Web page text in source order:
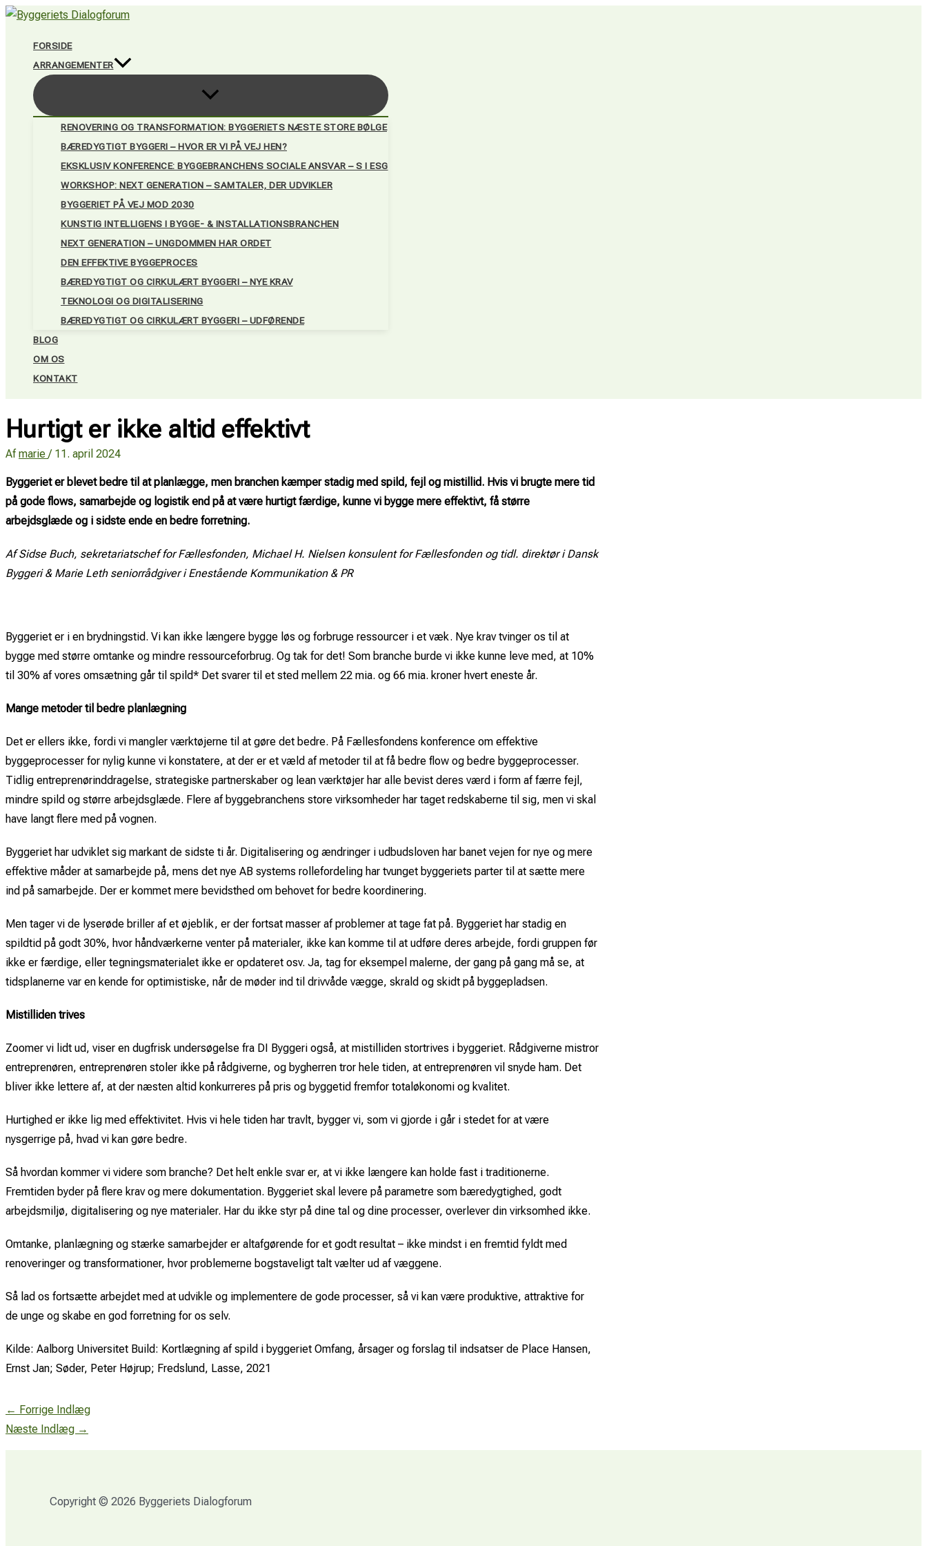
Gå
indholdet
FORSIDE
ARRANGEMENTER
RENOVERING OG TRANSFORMATION: BYGGERIETS NÆSTE STORE BØLGE
BÆREDYGTIGT BYGGERI – HVOR ER VI PÅ VEJ HEN?
EKSKLUSIV KONFERENCE: BYGGEBRANCHENS SOCIALE ANSVAR – S I ESG
WORKSHOP: NEXT GENERATION – SAMTALER, DER UDVIKLER
BYGGERIET PÅ VEJ MOD 2030
KUNSTIG INTELLIGENS I BYGGE- & INSTALLATIONSBRANCHEN
NEXT GENERATION – UNGDOMMEN HAR ORDET
DEN EFFEKTIVE BYGGEPROCES
BÆREDYGTIGT OG CIRKULÆRT BYGGERI – NYE KRAV
TEKNOLOGI OG DIGITALISERING
BÆREDYGTIGT OG CIRKULÆRT BYGGERI – UDFØRENDE
BLOG
OM OS
KONTAKT
Hurtigt er ikke altid effektivt
Afmarie/ 11. april 2024
Byggeriet er blevet bedre til at planlægge, men branchen kæmper stadig med spild, fejl og mistillid. Hvis vi brugte mere tid
på gode flows, samarbejde og logistik end på at være hurtigt færdige, kunne vi bygge mere effektivt, få større
arbejdsglæde og i sidste ende en bedre forretning.
Af Sidse Buch, sekretariatschef for Fællesfonden, Michael H. Nielsen konsulent for Fællesfonden og tidl. direktør i Dansk
Byggeri & Marie Leth seniorrådgiver i Enestående Kommunikation & PR
Byggeriet er i en brydningstid. Vi kan ikke længere bygge løs og forbruge ressourcer i et væk. Nye krav tvinger os til at
bygge med større omtanke og mindre ressourceforbrug. Og tak for det! Som branche burde vi ikke kunne leve med, at 10%
til 30% af vores omsætning går til spild* Det svarer til et sted mellem 22 mia. og 66 mia. kroner hvert eneste år.
Mange metoder til bedre planlægning
Det er ellers ikke, fordi vi mangler værktøjerne til at gøre det bedre. På Fællesfondens konference om effektive
byggeprocesser for nylig kunne vi konstatere, at der er et væld af metoder til at få bedre flow og bedre byggeprocesser.
Tidlig entreprenørinddragelse, strategiske partnerskaber og lean værktøjer har alle bevist deres værd i form af færre fejl,
mindre spild og større arbejdsglæde. Flere af byggebranchens store virksomheder har taget redskaberne til sig, men vi skal
have langt flere med på vognen.
Byggeriet har udviklet sig markant de sidste ti år. Digitalisering og ændringer i udbudsloven har banet vejen for nye og mere
effektive måder at samarbejde på, mens det nye AB systems rollefordeling har tvunget byggeriets parter til at sætte mere
ind på samarbejde. Der er kommet mere bevidsthed om behovet for bedre koordinering.
Men tager vi de lyserøde briller af et øjeblik, er der fortsat masser af problemer at tage fat på. Byggeriet har stadig en
spildtid på godt 30%, hvor håndværkerne venter på materialer, ikke kan komme til at udføre deres arbejde, fordi gruppen før
ikke er færdige, eller tegningsmaterialet ikke er opdateret osv. Ja, tag for eksempel malerne, der gang på gang må se, at
tidsplanerne var en kende for optimistiske, når de møder ind til drivvåde vægge, skrald og skidt på byggepladsen.
Mistilliden trives
Zoomer vi lidt ud, viser en dugfrisk undersøgelse fra DI Byggeri også, at mistilliden stortrives i byggeriet. Rådgiverne mistror
entreprenøren, entreprenøren stoler ikke på rådgiverne, og bygherren tror hele tiden, at entreprenøren vil snyde ham. Det
bliver ikke lettere af, at der næsten altid konkurreres på pris og byggetid fremfor totaløkonomi og kvalitet.
Hurtighed er ikke lig med effektivitet. Hvis vi hele tiden har travlt, bygger vi, som vi gjorde i går i stedet for at være
nysgerrige på, hvad vi kan gøre bedre.
Så hvordan kommer vi videre som branche? Det helt enkle svar er, at vi ikke længere kan holde fast i traditionerne.
Fremtiden byder på flere krav og mere dokumentation. Byggeriet skal levere på parametre som bæredygtighed, godt
arbejdsmiljø, digitalisering og nye materialer. Har du ikke styr på dine tal og dine processer, overlever din virksomhed ikke.
Omtanke, planlægning og stærke samarbejder er altafgørende for et godt resultat – ikke mindst i en fremtid fyldt med
renoveringer og transformationer, hvor problemerne bogstaveligt talt vælter ud af væggene.
Så lad os fortsætte arbejdet med at udvikle og implementere de gode processer, så vi kan være produktive, attraktive for
de unge og skabe en god forretning for os selv.
Kilde: Aalborg Universitet Build: Kortlægning af spild i byggeriet Omfang, årsager og forslag til indsatser de Place Hansen,
Ernst Jan; Søder, Peter Højrup; Fredslund, Lasse, 2021
← Forrige Indlæg
Næste Indlæg →
Copyright © 2026 Byggeriets Dialogforum